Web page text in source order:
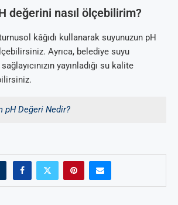
değerini nasıl ölçebilirim?
kâğıdı kullanarak suyunuzun pH
Ayrıca, belediye suyu
yayınladığı su kalite
pH Değeri Nedir?